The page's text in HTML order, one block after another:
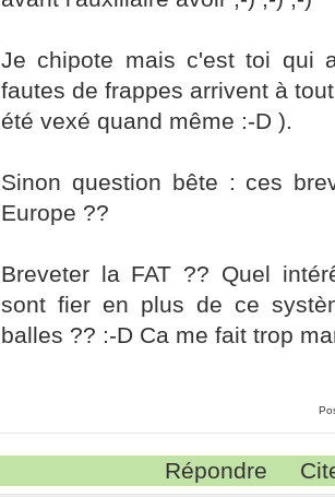
Je chipote mais c'est toi qui
fautes de frappes arrivent à
été vexé quand même :-D ).
Sinon question bête : ces
Europe ??
Breveter la FAT ?? Quel
sont fier en plus de ce
balles ?? :-D Ca me fait trop
Répondre